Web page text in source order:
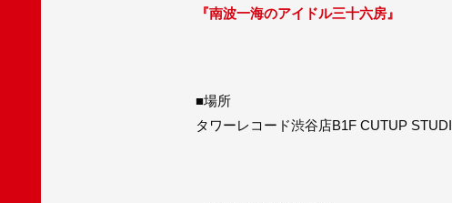
『南波一海のアイドル三十六房』
■場所
タワーレコード渋谷店B1F CUTUP